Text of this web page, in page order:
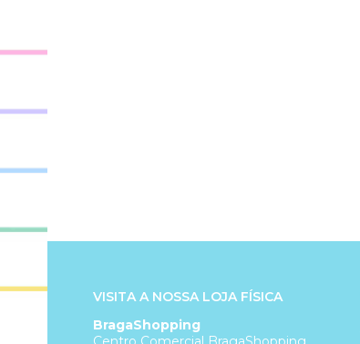
VISITA A NOSSA LOJA FÍSICA
BragaShopping